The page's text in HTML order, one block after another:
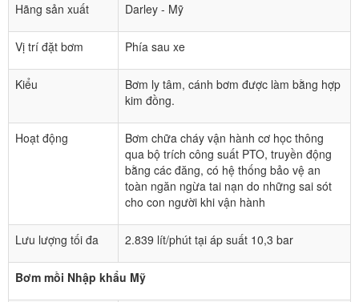
Hãng sản xuất Darley - Mỹ
Vị trí đặt bơm Phía sau xe
Kiểu
Bơm ly tâm, cánh bơm được làm bằng hợp
kim đồng.
Hoạt động
Bơm chữa cháy vận hành cơ học thông
qua bộ trích công suất PTO, truyền động
bằng các đăng, có hệ thống bảo vệ an
toàn ngăn ngừa tai nạn do những sai sót
cho con người khi vận hành
Lưu lượng tối đa 2.839 lít/phút tại áp suất 10,3 bar
Bơm mồi Nhập khẩu Mỹ